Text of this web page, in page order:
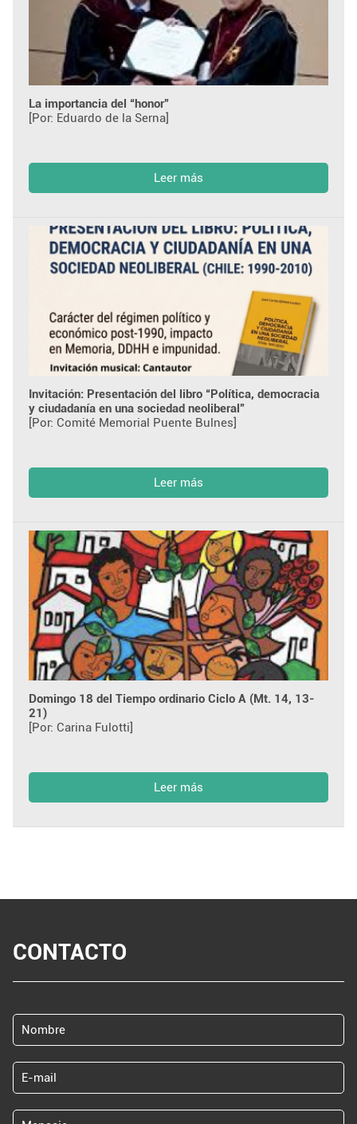
La importancia del “honor”
[Por: Eduardo de la Serna]
Leer más
Invitación: Presentación del libro “Política, democracia
y ciudadanía en una sociedad neoliberal”
[Por: Comité Memorial Puente Bulnes]
Leer más
Domingo 18 del Tiempo ordinario Ciclo A (Mt. 14, 13-
21)
[Por: Carina Fulotti]
Leer más
CONTACTO